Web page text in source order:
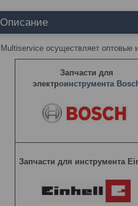
Описание
Multiservice осуществляет оптовые
Запчасти для
электроинструмента
Запчасти для инструмента